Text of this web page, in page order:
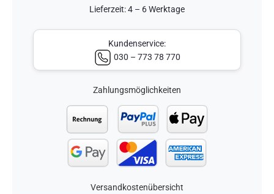
Lieferzeit: 4 – 6 Werktage
Kundenservice:
030 – 773 78 770
Zahlungsmöglichkeiten
Versandkostenübersicht